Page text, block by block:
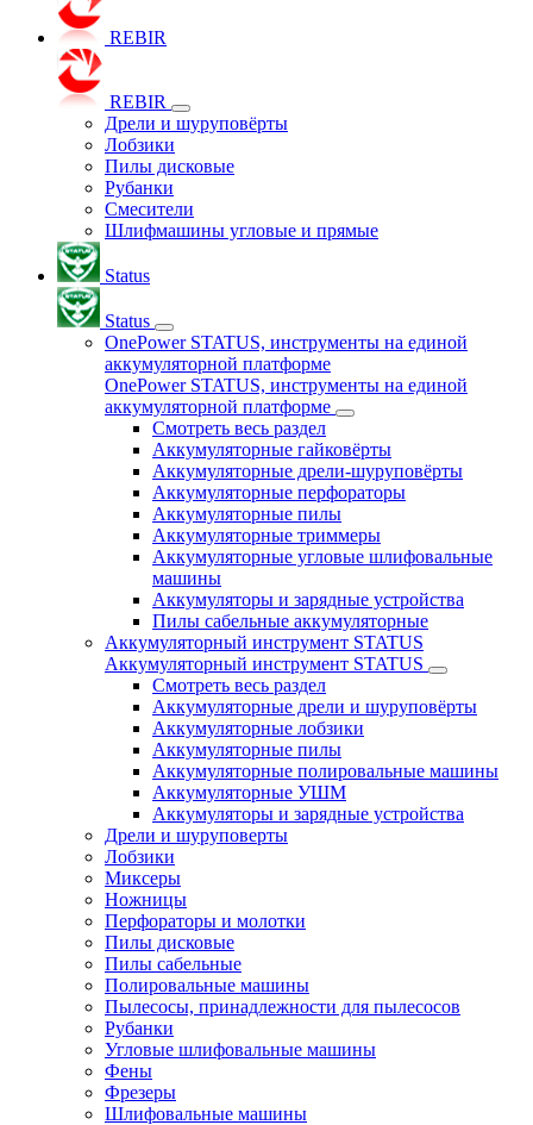
REBIR
REBIR
Дрели и шуруповёрты
Лобзики
Пилы дисковые
Рубанки
Смесители
Шлифмашины угловые и прямые
Status
Status
OnePower STATUS, инструменты на единой
аккумуляторной платформе
OnePower STATUS, инструменты на единой
аккумуляторной платформе
Смотреть весь раздел
Аккумуляторные гайковёрты
Аккумуляторные дрели-шуруповёрты
Аккумуляторные перфораторы
Аккумуляторные пилы
Аккумуляторные триммеры
Аккумуляторные угловые шлифовальные
машины
Аккумуляторы и зарядные устройства
Пилы сабельные аккумуляторные
Аккумуляторный инструмент STATUS
Аккумуляторный инструмент STATUS
Смотреть весь раздел
Аккумуляторные дрели и шуруповёрты
Аккумуляторные лобзики
Аккумуляторные пилы
Аккумуляторные полировальные машины
Аккумуляторные УШМ
Аккумуляторы и зарядные устройства
Дрели и шуруповерты
Лобзики
Миксеры
Ножницы
Перфораторы и молотки
Пилы дисковые
Пилы сабельные
Полировальные машины
Пылесосы, принадлежности для пылесосов
Рубанки
Угловые шлифовальные машины
Фены
Фрезеры
Шлифовальные машины